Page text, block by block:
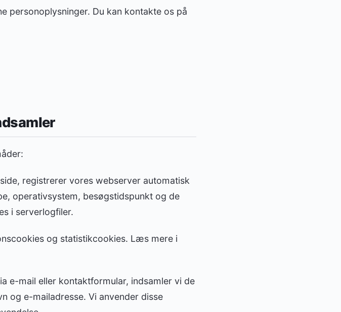
personoplysninger. Du kan kontakte os på
registrerer vores webserver automatisk
operativsystem, besøgstidspunkt og de
i serverlogfiler.
og statistikcookies. Læs mere i
e-mail eller kontaktformular, indsamler vi de
og e-mailadresse. Vi anvender disse